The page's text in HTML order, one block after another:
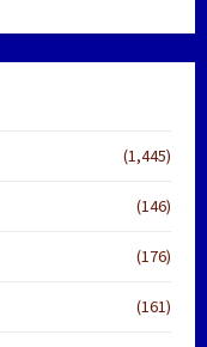
(1,445)
(146)
(176)
(161)